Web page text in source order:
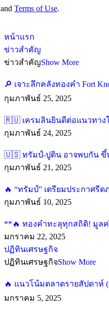
and Terms of Use.
หน้าแรก
ข่าวสำคัญ
ข่าวสำคัญShow More
🔎 เจาะลึกคลังทองคำ Fort
กุมภาพันธ์ 25, 2025
🇷🇺 เครมลินยินดีต่อแนวทาง
กุมภาพันธ์ 24, 2025
🇺🇸 ทรัมป์-ปูติน อาจพบกัน ขึ้
กุมภาพันธ์ 21, 2025
🔥 “ทรัมป์” เตรียมประกาศรี
กุมภาพันธ์ 10, 2025
**🔥 ทองคำทะลุทุกสถิติ! มูลค่
มกราคม 22, 2025
ปฏิทินเศรษฐกิจ
ปฏิทินเศรษฐกิจShow More
🔥 แนวโน้มตลาดรายสัปดาห์
มกราคม 5, 2025